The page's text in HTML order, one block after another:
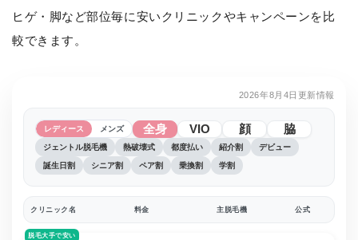
ヒゲ・脚など部位毎に安いクリニックやキャンペーンを比
較できます。
2026年8月4日更新情報
レディース メンズ 全身 VIO 顔 脇
ジェントル脱毛機 熱破壊式 都度払い 紹介割 デビュー
誕生日割 シニア割 ペア割 乗換割 学割
クリニック名 料金 主脱毛機 公式
脱毛大手で安い